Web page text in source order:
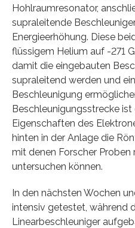
Hohlraumresonator,
supraleitende
Energieerhöhung. Diese
flüssigem Helium auf -271
damit die eingebauten
supraleitend werden und
Beschleunigung
Beschleunigungsstrecke
Eigenschaften des
hinten in der Anlage die
mit denen Forscher
untersuchen können.
In den nächsten Wochen
intensiv getestet, während
Linearbeschleuniger